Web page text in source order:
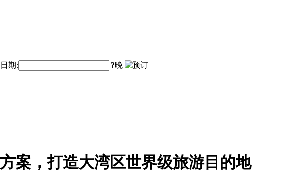
期: ?晚
案，打造大湾区世界级旅游目的地